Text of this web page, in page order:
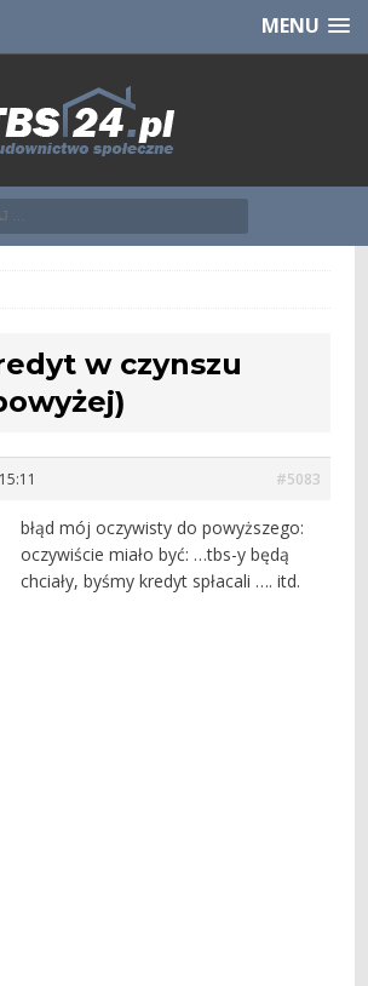
CHCĘ [klik]MENU
w czynszu
#5083
błąd mój oczywisty do powyższego:
oczywiście miało być: …tbs-y będą
chciały, byśmy kredyt spłacali …. itd.